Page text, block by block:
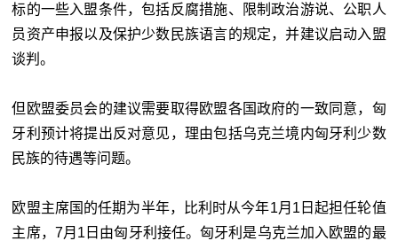
标的一些入盟条件，包括反腐措施、限制政治游说、公职人
员资产申报以及保护少数民族语言的规定，并建议启动入盟
谈判。
但欧盟委员会的建议需要取得欧盟各国政府的一致同意，匈
牙利预计将提出反对意见，理由包括乌克兰境内匈牙利少数
民族的待遇等问题。
欧盟主席国的任期为半年，比利时从今年1月1日起担任轮值
主席，7月1日由匈牙利接任。匈牙利是乌克兰加入欧盟的最